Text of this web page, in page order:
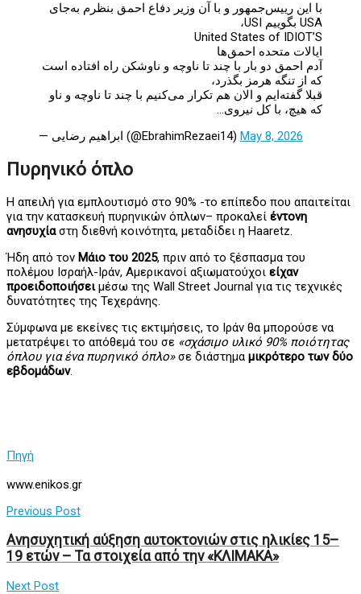
با این رییس‌جمهور و با آن وزیر دفاع احمق بنظرم به‌جای
USA بگوییم USI،
United States of IDIOT’S
ایالات متحده احمق‌ها
آدم احمق دو بار با چند تا ناوچه و ناوشکن راه افتاده است
که از تنگه هرمز بگذرد،
قبلا گفته‌ایم و الان هم تکرار می‌کنیم با چند تا ناوچه و ناو
که هیچ، با کل نیروی…
— ابراهیم رضایی (@EbrahimRezaei14) May 8, 2026
Πυρηνικό όπλο
Η απειλή για εμπλουτισμό στο 90% -το επίπεδο που απαιτείται
για την κατασκευή πυρηνικών όπλων– προκαλεί έντονη
ανησυχίαστη διεθνή κοινότητα, μεταδίδει η Haaretz.
Ήδη από τον Μάιο του 2025, πριν από το ξέσπασμα του
πολέμου Ισραήλ-Ιράν, Αμερικανοί αξιωματούχοι είχαν
προειδοποιήσειμέσω της Wall Street Journal για τις τεχνικές
δυνατότητες της Τεχεράνης.
Σύμφωνα με εκείνες τις εκτιμήσεις, το Ιράν θα μπορούσε να
μετατρέψει το απόθεμά του σε «σχάσιμο υλικό 90% ποιότητας
όπλου για ένα πυρηνικό όπλο»σε διάστημα μικρότερο των δύο
εβδομάδων.
Πηγή
www.enikos.gr
Previous Post
Ανησυχητική αύξηση αυτοκτονιών στις ηλικίες 15–
19 ετών – Τα στοιχεία από την «ΚΛΙΜΑΚΑ»
Next Post